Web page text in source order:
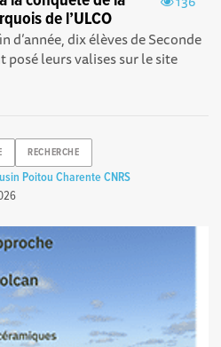
de l’ULCO
d’année, dix élèves de Seconde
leurs valises sur le site
RECHERCHE
Poitou Charente CNRS